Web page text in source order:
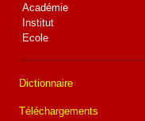
Académie
Institut
Ecole
Dictionnaire
Téléchargements